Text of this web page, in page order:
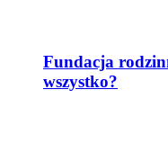
Fundacja
wszystko?